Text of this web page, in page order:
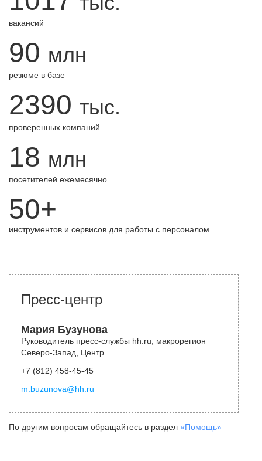
вакансий
90 млн
резюме в базе
2390 тыс.
проверенных компаний
18 млн
посетителей ежемесячно
50+
инструментов и сервисов для работы с персоналом
Пресс-центр
Мария Бузунова
Руководитель пресс-службы hh.ru, макрорегион
Северо-Запад, Центр
+7 (812) 458-45-45
m.buzunova@hh.ru
По другим вопросам обращайтесь в раздел «Помощь»